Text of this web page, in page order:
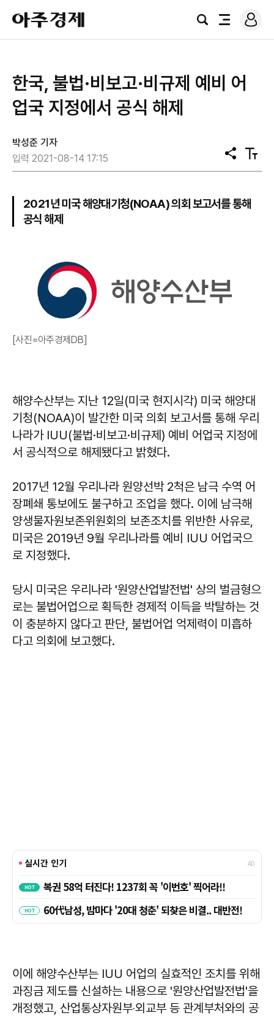
아
주
경
검
전
로
그
한국, 불법·비보고·비규제 예비 어
업국 지정에서 공식 해제
박성준 기자
입력 2021-08-14 17:15
공
유
텍
스
기
2021년 미국 해양대기청(NOAA) 의회 보고서를 통해
공식 해제
[사진=아주경제DB]
해양수산부는 지난 12일(미국 현지시각) 미국 해양대
기청(NOAA)이 발간한 미국 의회 보고서를 통해 우리
나라가 IUU(불법·비보고·비규제) 예비 어업국 지정에
서 공식적으로 해제됐다고 밝혔다.
2017년 12월 우리나라 원양선박 2척은 남극 수역 어
장폐쇄 통보에도 불구하고 조업을 했다. 이에 남극해
양생물자원보존위원회의 보존조치를 위반한 사유로,
미국은 2019년 9월 우리나라를 예비 IUU 어업국으
로 지정했다.
당시 미국은 우리나라 '원양산업발전법' 상의 벌금형으
로는 불법어업으로 획득한 경제적 이득을 박탈하는 것
이 충분하지 않다고 판단, 불법어업 억제력이 미흡하
다고 의회에 보고했다.
이에 해양수산부는 IUU 어업의 실효적인 조치를 위해
과징금 제도를 신설하는 내용으로 '원양산업발전법'을
개정했고, 산업통상자원부‧외교부 등 관계부처와의 공